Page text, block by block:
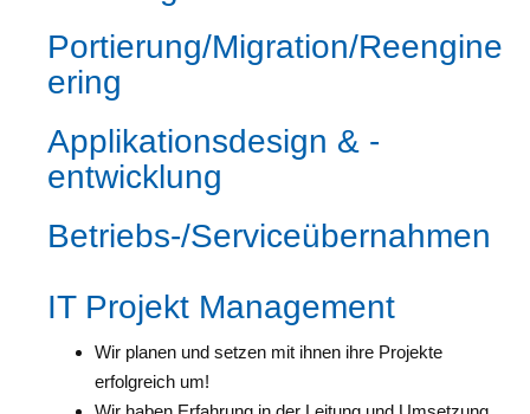
Portierung/Migration/Reengine
ering
Applikationsdesign & -
entwicklung
Betriebs-/Serviceübernahmen
IT Projekt Management
Wir planen und setzen mit ihnen ihre Projekte
erfolgreich um!